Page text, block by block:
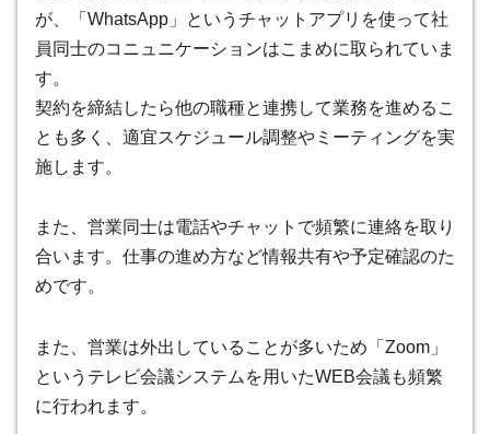
が、「WhatsApp」というチャットアプリを使って社
員同士のコニュニケーションはこまめに取られていま
す。
契約を締結したら他の職種と連携して業務を進めるこ
とも多く、適宜スケジュール調整やミーティングを実
施します。
また、営業同士は電話やチャットで頻繁に連絡を取り
合います。仕事の進め方など情報共有や予定確認のた
めです。
また、営業は外出していることが多いため「Zoom」
というテレビ会議システムを用いたWEB会議も頻繁
に行われます。